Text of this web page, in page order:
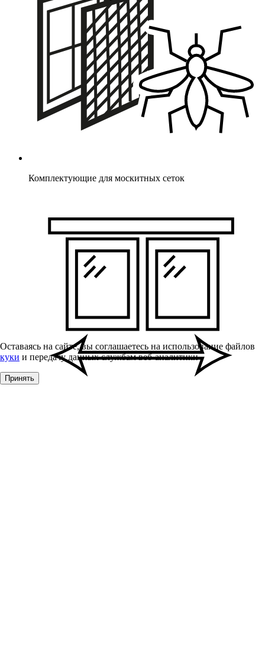
Комплектующие для москитных сеток
Оставаясь на сайте, вы соглашаетесь на использование файлов
куки и передачу данных службам веб-аналитики
Принять